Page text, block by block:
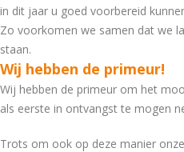
in dit jaar u goed voorbereid
Zo voorkomen we samen dat we
staan.
Wij hebben de primeur!
Wij hebben de primeur om het
als eerste in ontvangst te mogen
Trots om ook op deze manier